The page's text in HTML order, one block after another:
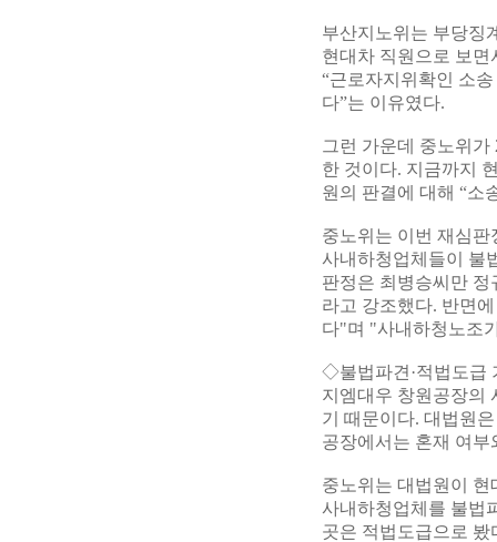
부산지노위는 부당징
현대차 직원으로 보
“근로자지위확인 소
다”는 이유였다.
그런 가운데 중노위
한 것이다. 지금까지
원의 판결에 대해 “소
중노위는 이번 재심
사내하청업체들이 불
판정은 최병승씨만
라고 강조했다. 반면
다"며 "사내하청노조
◇불법파견·적법도급
지엠대우 창원공장의
기 때문이다. 대법원
공장에서는 혼재 여
중노위는 대법원이
사내하청업체를 불법
곳은 적법도급으로